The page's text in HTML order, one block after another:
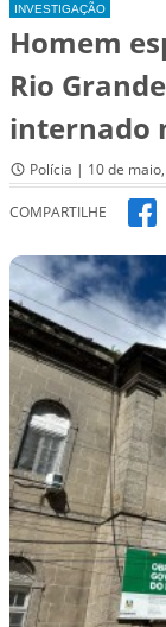
INVESTIGAÇÃO
Homem
Rio
internado
Polícia | 10 de
COMPARTILHE